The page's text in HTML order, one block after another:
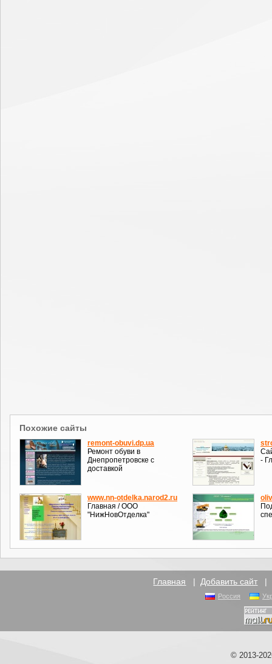
Похожие сайты
remont-obuvi.dp.ua
Ремонт обуви в
Днепропетровске с
доставкой
-
www.nn-otdelka.narod2.ru
Главная / ООО
"НижНовОтделка"
Главная | Добавить сайт |
Россия
© 2013-